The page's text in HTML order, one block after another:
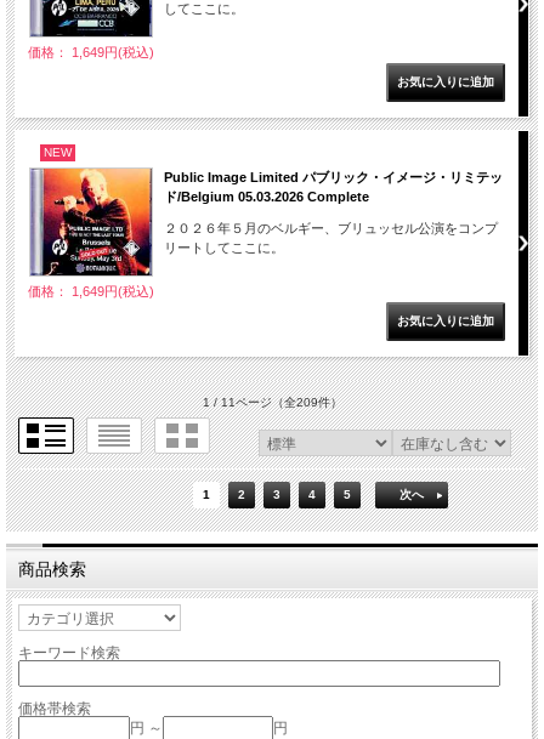
してここに。
価格： 1,649円(税込)
NEW
Public Image Limited パブリック・イメージ・リミテッ
ド/Belgium 05.03.2026 Complete
２０２６年５月のベルギー、ブリュッセル公演をコンプ
リートしてここに。
価格： 1,649円(税込)
1 / 11ページ（全209件）
1 2 3 4 5 次へ
商品検索
キーワード検索
価格帯検索
円 ～
円